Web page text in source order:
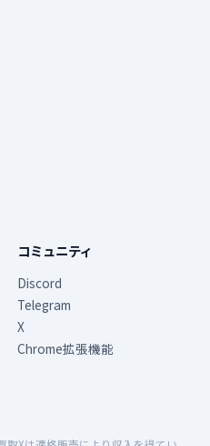
コミュニティ
Discord
Telegram
X
Chrome拡張機能